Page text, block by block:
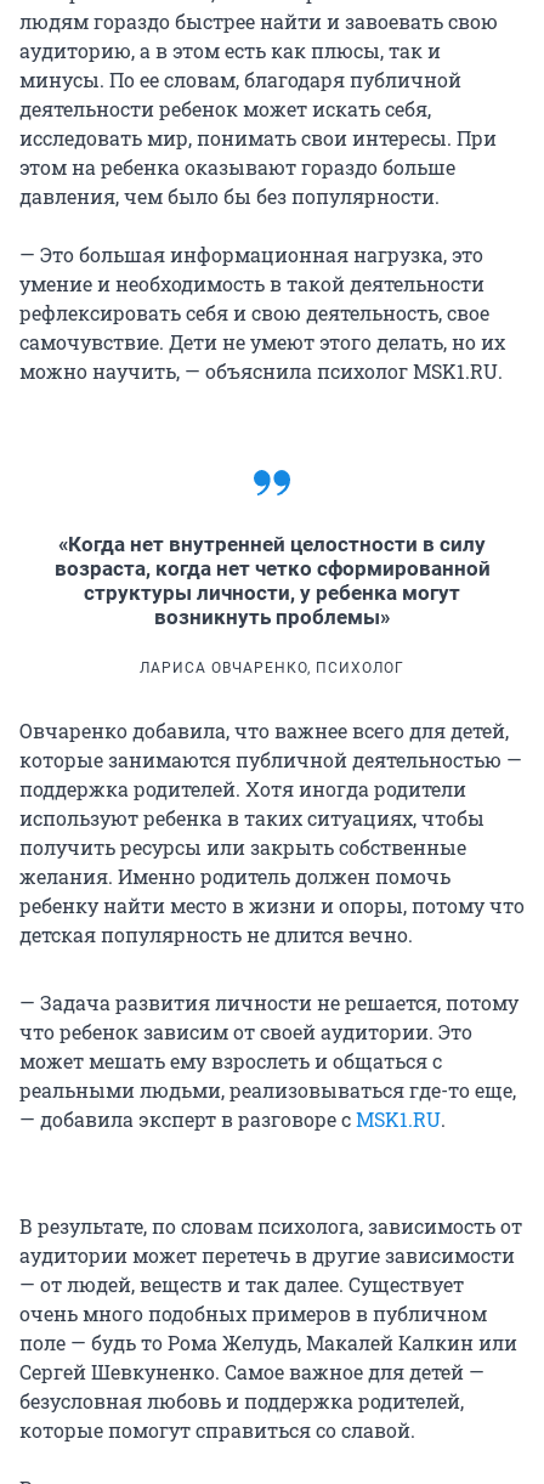
людям гораздо быстрее найти и завоевать свою
аудиторию, а в этом есть как плюсы, так и
минусы. По ее словам, благодаря публичной
деятельности ребенок может искать себя,
исследовать мир, понимать свои интересы. При
этом на ребенка оказывают гораздо больше
давления, чем было бы без популярности.
— Это большая информационная нагрузка, это
умение и необходимость в такой деятельности
рефлексировать себя и свою деятельность, свое
самочувствие. Дети не умеют этого делать, но их
можно научить, — объяснила психолог MSK1.RU.
«Когда нет внутренней целостности в силу
возраста, когда нет четко сформированной
структуры личности, у ребенка могут
возникнуть проблемы»
ЛАРИСА ОВЧАРЕНКО, ПСИХОЛОГ
Овчаренко добавила, что важнее всего для детей,
которые занимаются публичной деятельностью —
поддержка родителей. Хотя иногда родители
используют ребенка в таких ситуациях, чтобы
получить ресурсы или закрыть собственные
желания. Именно родитель должен помочь
ребенку найти место в жизни и опоры, потому что
детская популярность не длится вечно.
— Задача развития личности не решается, потому
что ребенок зависим от своей аудитории. Это
может мешать ему взрослеть и общаться с
реальными людьми, реализовываться где-то еще,
— добавила эксперт в разговоре сMSK1.RU.
В результате, по словам психолога, зависимость от
аудитории может перетечь в другие зависимости
— от людей, веществ и так далее. Существует
очень много подобных примеров в публичном
поле — будь то Рома Желудь, Макалей Калкин или
Сергей Шевкуненко. Самое важное для детей —
безусловная любовь и поддержка родителей,
которые помогут справиться со славой.